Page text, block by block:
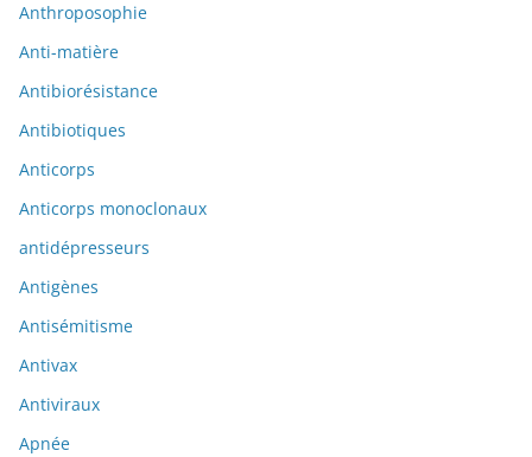
Anthroposophie
Anti-matière
Antibiorésistance
Antibiotiques
Anticorps
Anticorps monoclonaux
antidépresseurs
Antigènes
Antisémitisme
Antivax
Antiviraux
Apnée